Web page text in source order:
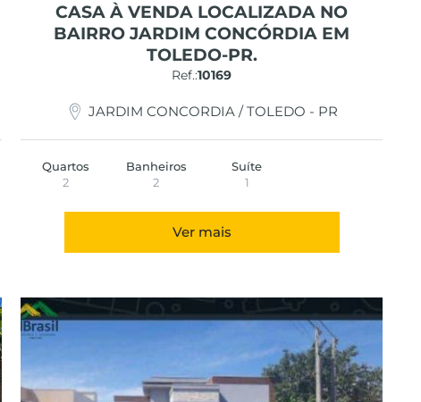
CASA À VENDA LOCALIZADA NO
BAIRRO JARDIM CONCÓRDIA EM
TOLEDO-PR.
Ref.:10169
JARDIM CONCORDIA / TOLEDO - PR
Quartos
2
Banheiros
2
Suíte
1
Ver mais